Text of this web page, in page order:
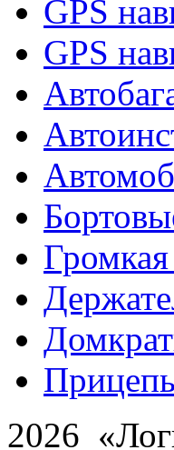
GPS
GPS
Громкая
2026